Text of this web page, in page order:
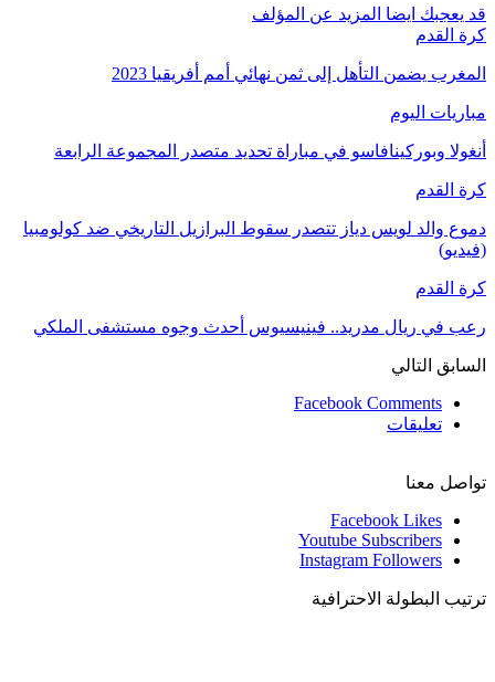
قد يعجبك ايضا المزيد عن المؤلف
كرة القدم
المغرب يضمن التأهل إلى ثمن نهائي أمم أفريقيا 2023
مباريات اليوم
أنغولا وبوركينافاسو في مباراة تحديد متصدر المجموعة الرابعة
كرة القدم
دموع والد لويس دياز تتصدر سقوط البرازيل التاريخي ضد كولومبيا
(فيديو)
كرة القدم
رعب في ريال مدريد.. فينيسيوس أحدث وجوه مستشفى الملكي
السابق التالي
Facebook Comments
تعليقات
تواصل معنا
Facebook Likes
Youtube Subscribers
Instagram Followers
ترتيب البطولة الاحترافية